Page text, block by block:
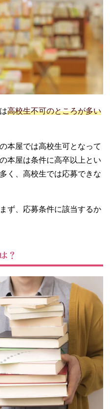
高校生不可のところが多い
本屋では高校生可となって
本屋は条件に高卒以上とい
く、高校生では応募できな
ず、応募条件に該当するか
？